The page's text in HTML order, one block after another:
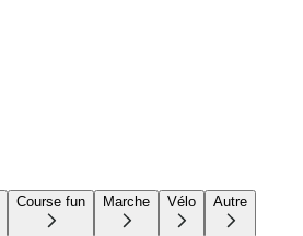
Course fun Marche Vélo Autre